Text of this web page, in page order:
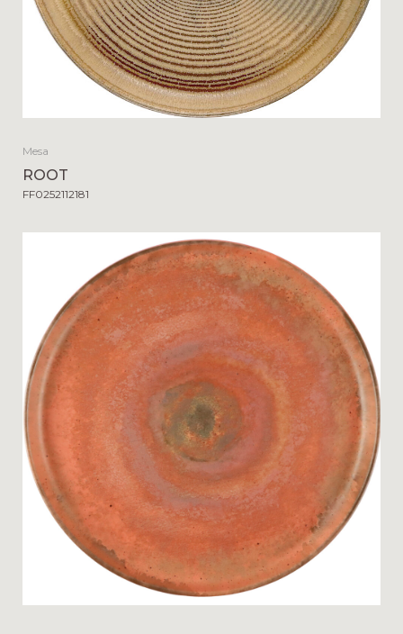
Mesa
ROOT
FF0252112181